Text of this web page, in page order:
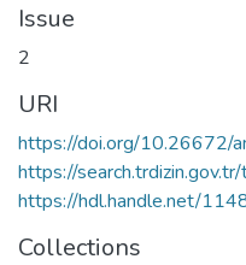
Issue
2
URI
https://doi.org/10.26672/
https://
https://hdl.handle.net/
Collections